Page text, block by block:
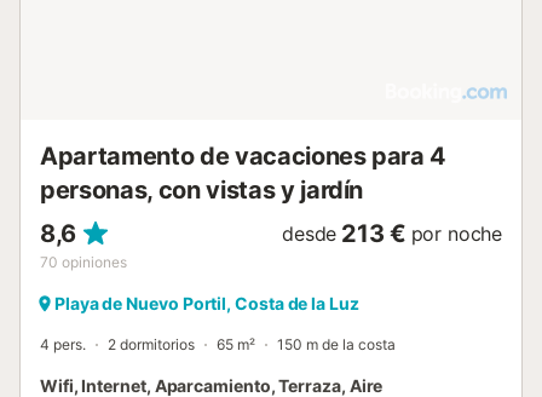
Apartamento de vacaciones para 4
personas, con vistas y jardín
8,6
70 opiniones
desde 213 € por noche
Playa de Nuevo Portil, Costa de la Luz
4 pers. 2 dormitorios 65 m² 150 m de la costa
Wifi, Internet, Aparcamiento, Terraza, Aire